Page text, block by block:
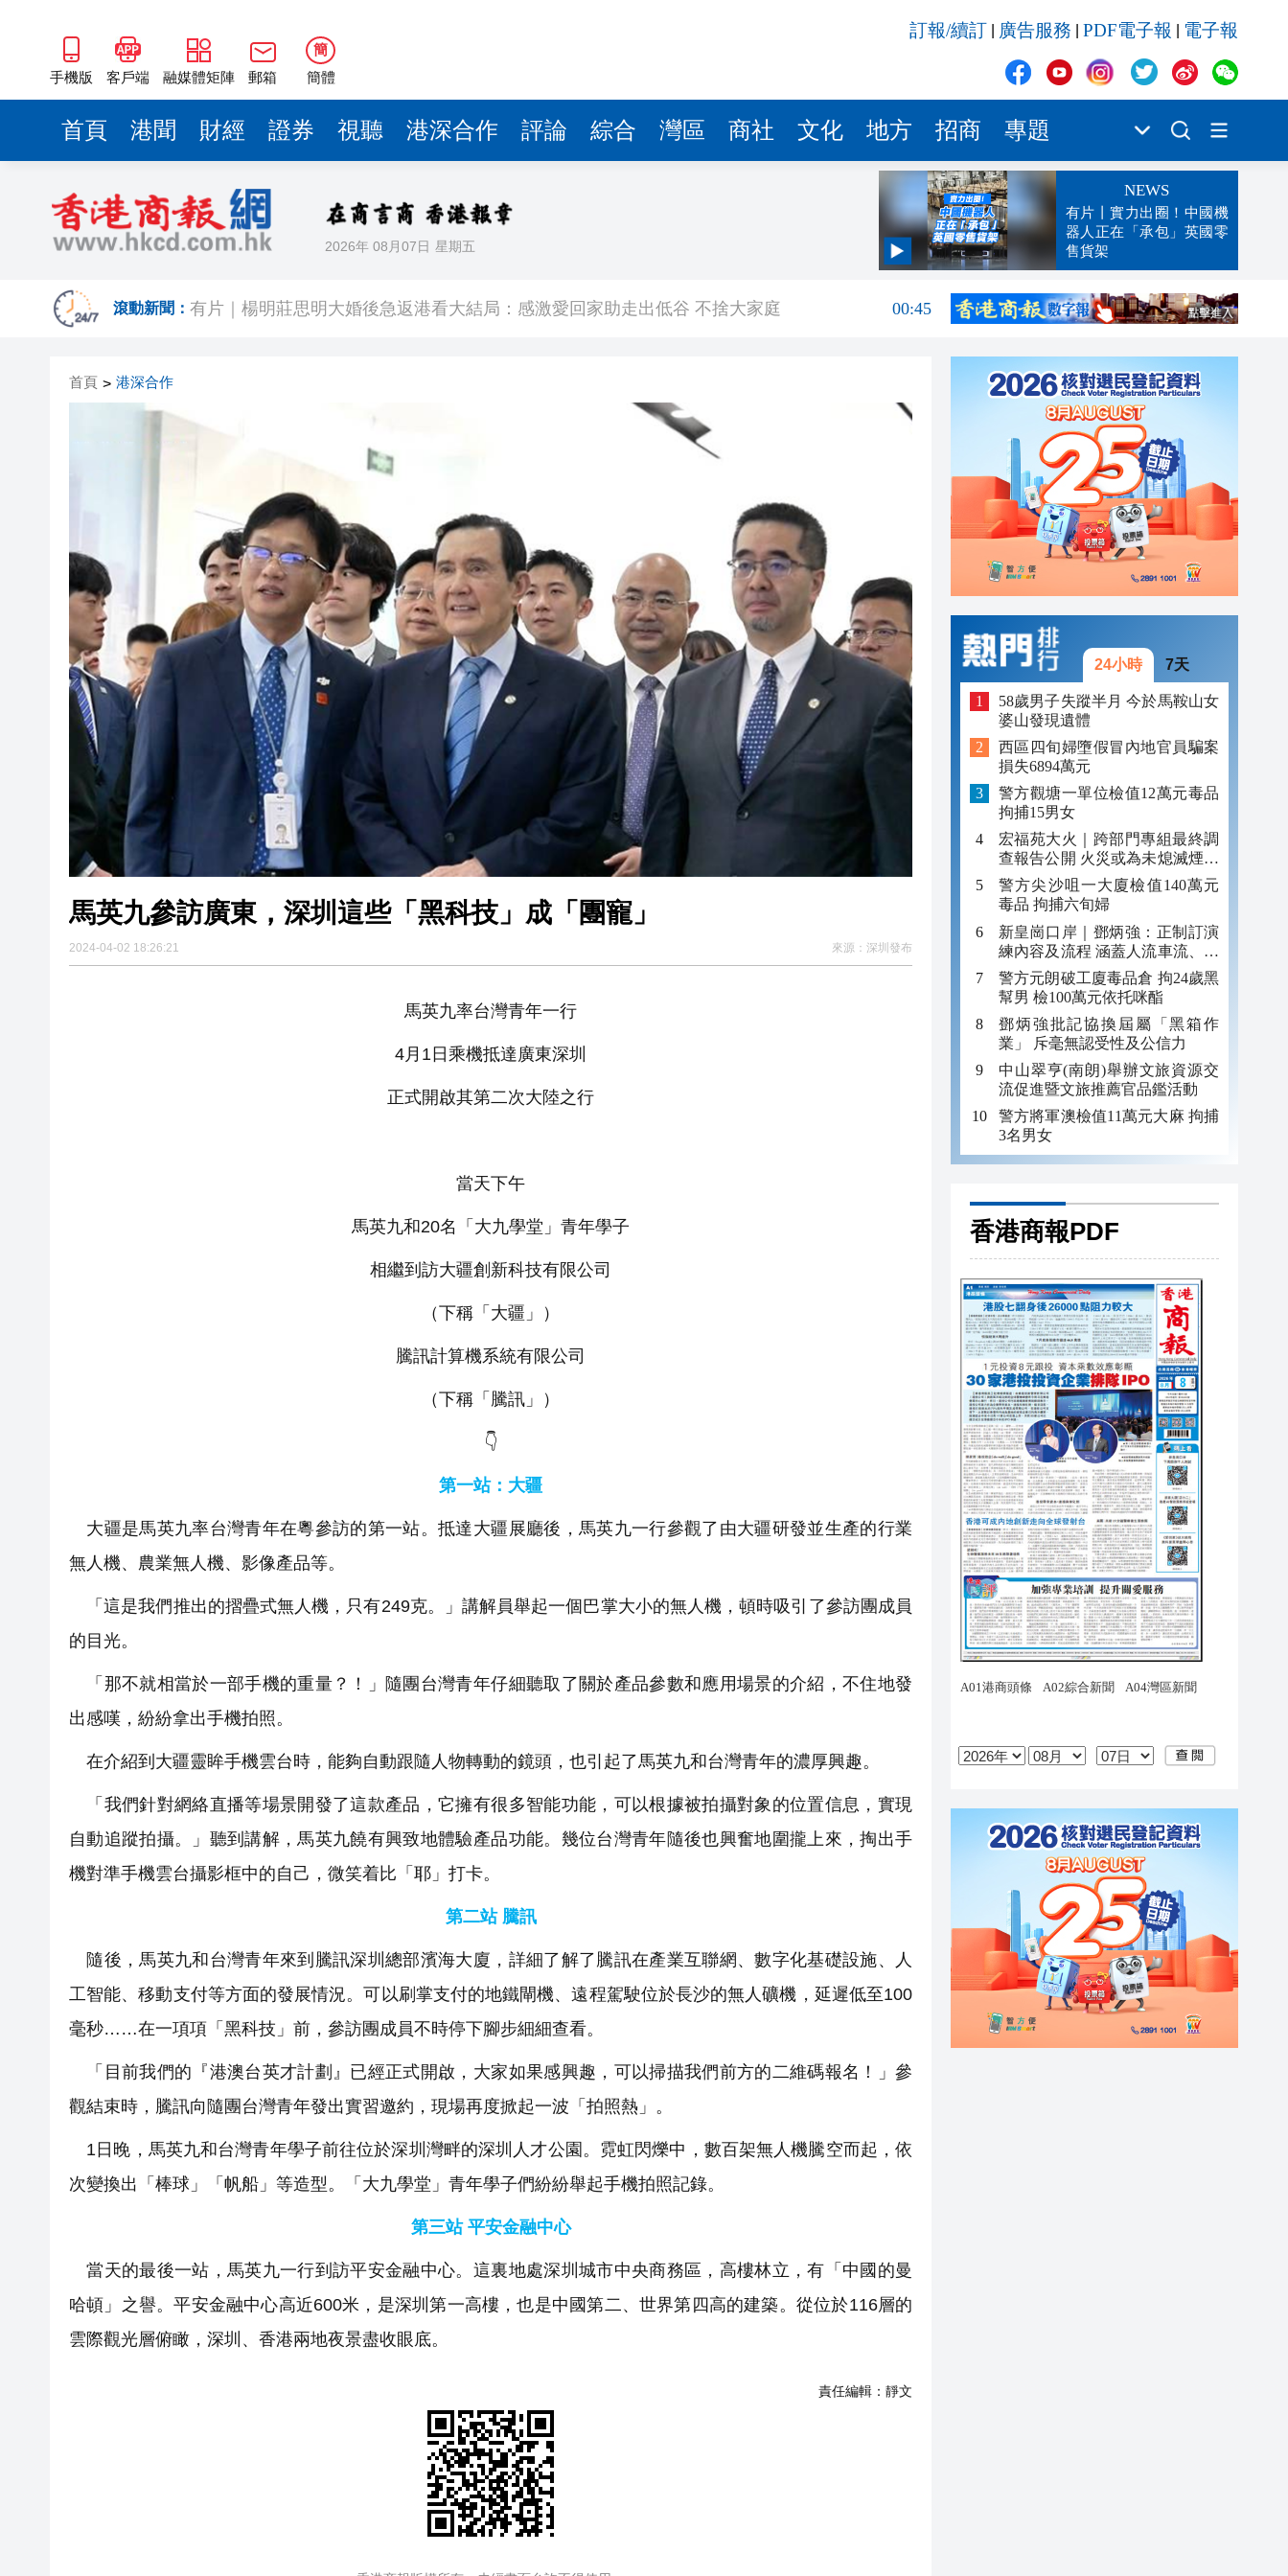
手機版 客戶端 融媒體矩陣 郵箱
簡
簡體
訂報/續訂 廣告服務 PDF電子報 電子報
首頁 港聞 財經 證券 視聽 港深合作 評論 綜合 灣區 商社 文化 地方 招商 專題
2026年 08月07日 星期五
NEWS
有片丨實力出圈！中國機
器人正在「承包」英國零
售貨架
滾動新聞：
有片｜楊明莊思明大婚後急返港看大結局：感激愛回家助走出低谷 不捨大家庭
00:45
有片丨【《愛回家》迎大結局】銀髮男團「大四喜」：十年深厚情誼 有歡亦有淚 緬懷「豹
入境處反非法勞工行動拘12人
社署籲市民提防偽冒社署通訊程式賬戶
李家超：鼓勵保險業開發跨境產品 便利灣區居民
首頁 > 港深合作
馬英九參訪廣東，深圳這些「黑科技」成「團寵」
2024-04-02 18:26:21 來源： 深圳發布
馬英九率台灣青年一行
4月1日乘機抵達廣東深圳
正式開啟其第二次大陸之行
當天下午
馬英九和20名「大九學堂」青年學子
相繼到訪大疆創新科技有限公司
（下稱「大疆」）
騰訊計算機系統有限公司
（下稱「騰訊」）
👇
第一站：大疆
大疆是馬英九率台灣青年在粵參訪的第一站。抵達大疆展廳後，馬英九一行參觀了由大疆研發並生產的行業
無人機、農業無人機、影像產品等。
「這是我們推出的摺疊式無人機，只有249克。」講解員舉起一個巴掌大小的無人機，頓時吸引了參訪團成員
的目光。
「那不就相當於一部手機的重量？！」隨團台灣青年仔細聽取了關於產品參數和應用場景的介紹，不住地發
出感嘆，紛紛拿出手機拍照。
在介紹到大疆靈眸手機雲台時，能夠自動跟隨人物轉動的鏡頭，也引起了馬英九和台灣青年的濃厚興趣。
「我們針對網絡直播等場景開發了這款產品，它擁有很多智能功能，可以根據被拍攝對象的位置信息，實現
自動追蹤拍攝。」聽到講解，馬英九饒有興致地體驗產品功能。幾位台灣青年隨後也興奮地圍攏上來，掏出手
機對準手機雲台攝影框中的自己，微笑着比「耶」打卡。
第二站 騰訊
隨後，馬英九和台灣青年來到騰訊深圳總部濱海大廈，詳細了解了騰訊在產業互聯網、數字化基礎設施、人
工智能、移動支付等方面的發展情況。可以刷掌支付的地鐵閘機、遠程駕駛位於長沙的無人礦機，延遲低至100
毫秒……在一項項「黑科技」前，參訪團成員不時停下腳步細細查看。
「目前我們的『港澳台英才計劃』已經正式開啟，大家如果感興趣，可以掃描我們前方的二維碼報名！」參
觀結束時，騰訊向隨團台灣青年發出實習邀約，現場再度掀起一波「拍照熱」。
1日晚，馬英九和台灣青年學子前往位於深圳灣畔的深圳人才公園。霓虹閃爍中，數百架無人機騰空而起，依
次變換出「棒球」「帆船」等造型。「大九學堂」青年學子們紛紛舉起手機拍照記錄。
第三站 平安金融中心
當天的最後一站，馬英九一行到訪平安金融中心。這裏地處深圳城市中央商務區，高樓林立，有「中國的曼
哈頓」之譽。平安金融中心高近600米，是深圳第一高樓，也是中國第二、世界第四高的建築。從位於116層的
雲際觀光層俯瞰，深圳、香港兩地夜景盡收眼底。
責任編輯： 靜文
24小時 7天
58歲男子失蹤半月 今於馬鞍山女
婆山發現遺體
西區四旬婦墮假冒內地官員騙案
損失6894萬元
警方觀塘一單位檢值12萬元毒品
拘捕15男女
宏福苑大火｜跨部門專組最終調
查報告公開 火災或為未熄滅煙頭
引發
警方尖沙咀一大廈檢值140萬元
毒品 拘捕六旬婦
新皇崗口岸｜鄧炳強：正制訂演
練內容及流程 涵蓋人流車流、緊
急應變等
警方元朗破工廈毒品倉 拘24歲黑
幫男 檢100萬元依托咪酯
鄧炳強批記協換屆屬「黑箱作
業」 斥毫無認受性及公信力
中山翠亨(南朗)舉辦文旅資源交
流促進暨文旅推薦官品鑑活動
警方將軍澳檢值11萬元大麻 拘捕
3名男女
香港商報PDF